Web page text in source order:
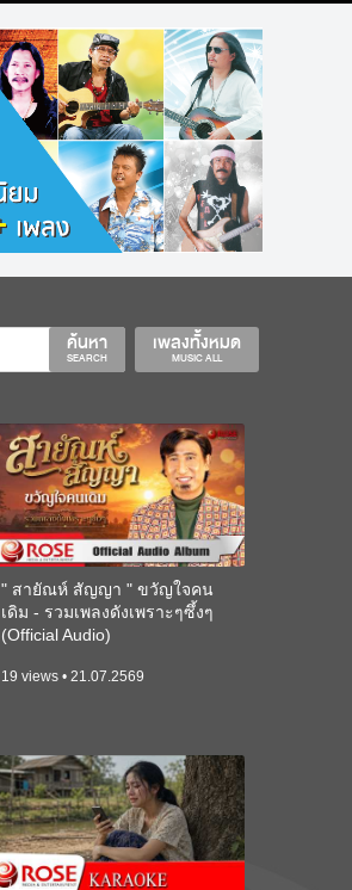
เพลงทั้งหมด
MUSIC ALL
ค้นหา
SEARCH
" สายัณห์ สัญญา " ขวัญใจคน
เดิม - รวมเพลงดังเพราะๆซึ้งๆ
(Official Audio)
19 views • 21.07.2569